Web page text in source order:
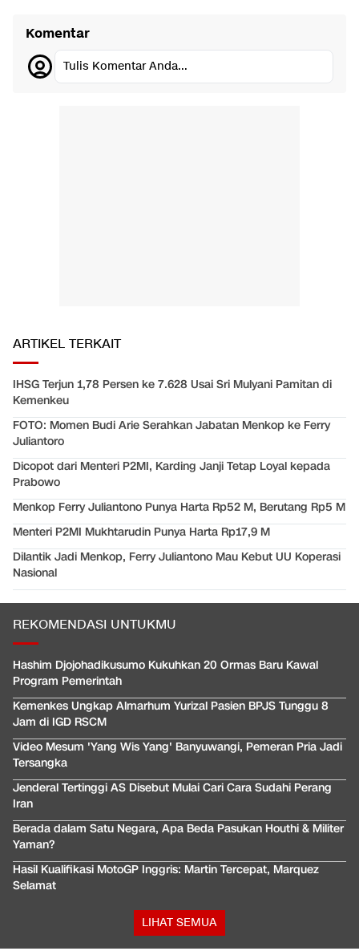
Komentar
Tulis Komentar Anda...
ARTIKEL TERKAIT
IHSG Terjun 1,78 Persen ke 7.628 Usai Sri Mulyani Pamitan di
Kemenkeu
FOTO: Momen Budi Arie Serahkan Jabatan Menkop ke Ferry
Juliantoro
Dicopot dari Menteri P2MI, Karding Janji Tetap Loyal kepada
Prabowo
Menkop Ferry Juliantono Punya Harta Rp52 M, Berutang Rp5 M
Menteri P2MI Mukhtarudin Punya Harta Rp17,9 M
Dilantik Jadi Menkop, Ferry Juliantono Mau Kebut UU Koperasi
Nasional
REKOMENDASI UNTUKMU
Hashim Djojohadikusumo Kukuhkan 20 Ormas Baru Kawal
Program Pemerintah
Kemenkes Ungkap Almarhum Yurizal Pasien BPJS Tunggu 8
Jam di IGD RSCM
Video Mesum 'Yang Wis Yang' Banyuwangi, Pemeran Pria Jadi
Tersangka
Jenderal Tertinggi AS Disebut Mulai Cari Cara Sudahi Perang
Iran
Berada dalam Satu Negara, Apa Beda Pasukan Houthi & Militer
Yaman?
Hasil Kualifikasi MotoGP Inggris: Martin Tercepat, Marquez
Selamat
LIHAT SEMUA